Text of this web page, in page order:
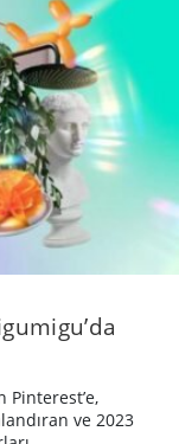
Pinterest’e,
ve 2023